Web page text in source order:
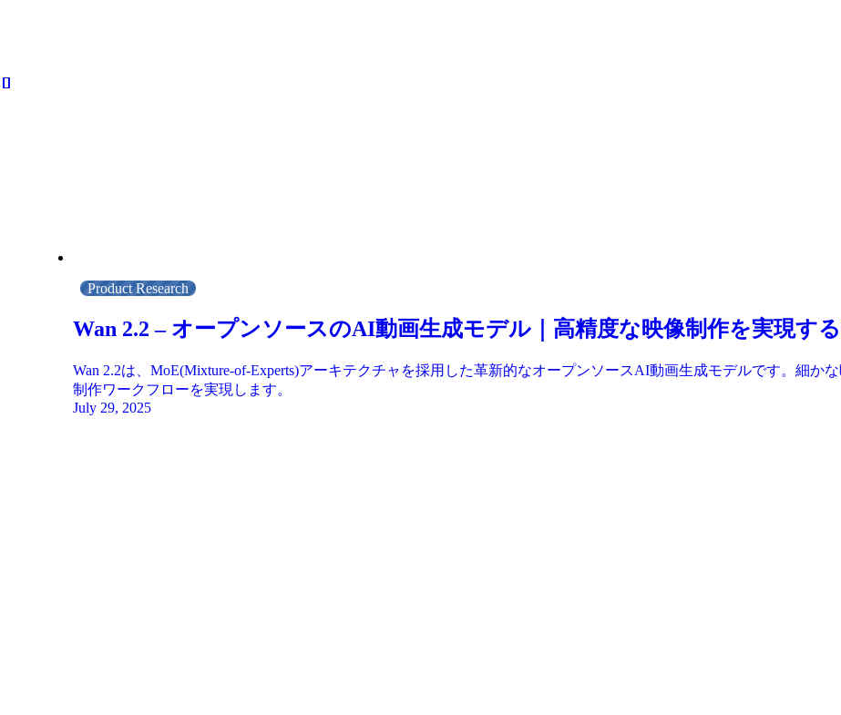
Product Research
Wan 2.2 – オープンソースのAI動画生成モデル｜高精度な映像制作を実現す
Wan 2.2は、MoE(Mixture-of-Experts)アーキテクチャを採用した革新的なオープンソースAI動画生成モデルです。細か
制作ワークフローを実現します。
July 29, 2025